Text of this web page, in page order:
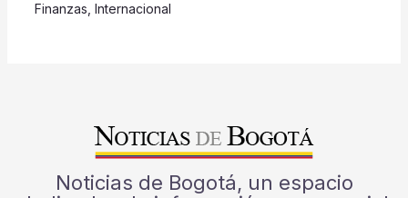
Finanzas Internacional
Noticias de Bogotá, un espacio